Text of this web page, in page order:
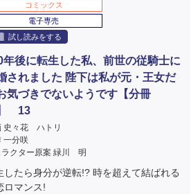
コミックス
電子専売
試し読みをする
年後に転生した私、前世の従騎士に
されました 陛下は私が元・王女だ
気づきでないようです【分冊
13
史々花 ハトリ
一分咲
ラクター原案 緑川 明
したら身分が逆転!? 時を超えて結ばれる
ロマンス!